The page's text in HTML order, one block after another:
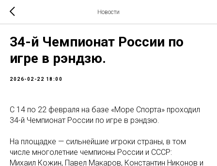
Новости
34-й Чемпионат России по
игре в рэндзю.
2026-02-22 18:00
С 14 по 22 февраля на базе «Море Спорта» проходил
34-й Чемпионат России по игре в рэндзю.
На площадке — сильнейшие игроки страны, в том
числе многолетние чемпионы России и СССР:
Михаил Кожин, Павел Макаров, Константин Никонов и